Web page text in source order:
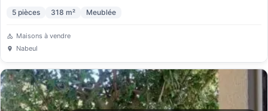
5 pièces 318 m² Meublée
Maisons à vendre
Nabeul